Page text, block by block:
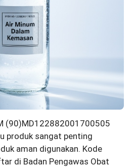
(90)MD122882001700505
produk sangat penting
aman digunakan. Kode
di Badan Pengawas Obat